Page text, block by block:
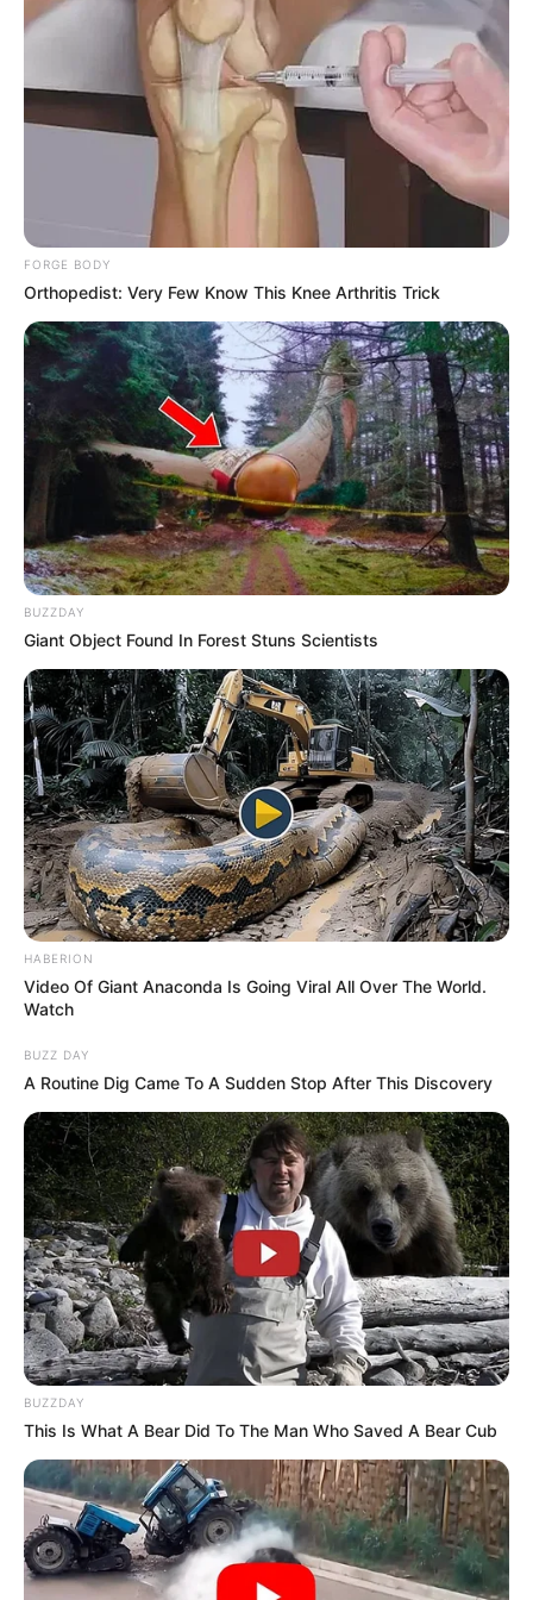
A Publicus Intézet friss felmérése is azt mutatja,
hogy a lakosság többsége túlzónak tartja a
költségeket. A megkérdezettek 80 százaléka
szerint a pénznek máshol lenne jobb helye –
Fidesz-szavazók 51, az ellenzékiek 93, a
bizonytalanok 84 százaléka értett egyet ezzel.
Mindössze 18 százalék támogatta a kiadásokat, míg
Forrás: 24.hu
FORGE BODY
Orthopedist: Very Few Know This Knee Arthritis Trick
BUZZDAY
Giant Object Found In Forest Stuns Scientists
HABERION
Video Of Giant Anaconda Is Going Viral All Over The World.
Watch
BUZZ DAY
A Routine Dig Came To A Sudden Stop After This Discovery
BUZZDAY
This Is What A Bear Did To The Man Who Saved A Bear Cub